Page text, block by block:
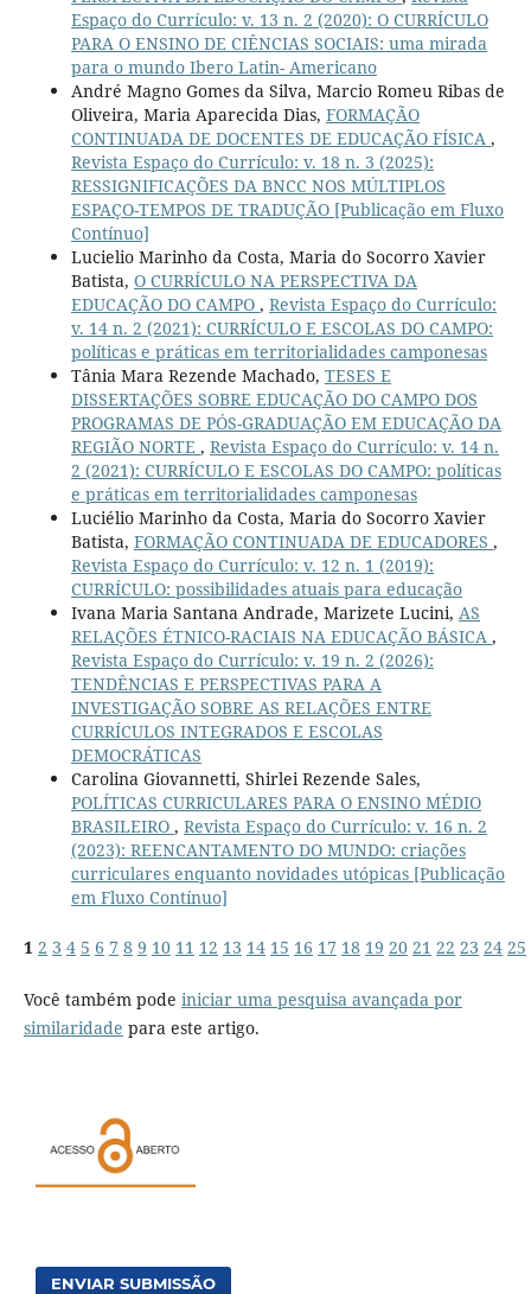
Espaço do Currículo: v. 13 n. 2 (2020): O CURRÍCULO
PARA O ENSINO DE CIÊNCIAS SOCIAIS: uma mirada
para o mundo Ibero Latin- Americano
André Magno Gomes da Silva, Marcio Romeu Ribas de
Oliveira, Maria Aparecida Dias, FORMAÇÃO
CONTINUADA DE DOCENTES DE EDUCAÇÃO FÍSICA ,
Revista Espaço do Currículo: v. 18 n. 3 (2025):
RESSIGNIFICAÇÕES DA BNCC NOS MÚLTIPLOS
ESPAÇO-TEMPOS DE TRADUÇÃO [Publicação em Fluxo
Contínuo]
Lucielio Marinho da Costa, Maria do Socorro Xavier
Batista, O CURRÍCULO NA PERSPECTIVA DA
EDUCAÇÃO DO CAMPO , Revista Espaço do Currículo:
v. 14 n. 2 (2021): CURRÍCULO E ESCOLAS DO CAMPO:
políticas e práticas em territorialidades camponesas
Tânia Mara Rezende Machado, TESES E
DISSERTAÇÕES SOBRE EDUCAÇÃO DO CAMPO DOS
PROGRAMAS DE PÓS-GRADUAÇÃO EM EDUCAÇÃO DA
REGIÃO NORTE , Revista Espaço do Currículo: v. 14 n.
2 (2021): CURRÍCULO E ESCOLAS DO CAMPO: políticas
e práticas em territorialidades camponesas
Luciélio Marinho da Costa, Maria do Socorro Xavier
Batista, FORMAÇÃO CONTINUADA DE EDUCADORES ,
Revista Espaço do Currículo: v. 12 n. 1 (2019):
CURRÍCULO: possibilidades atuais para educação
Ivana Maria Santana Andrade, Marizete Lucini, AS
RELAÇÕES ÉTNICO-RACIAIS NA EDUCAÇÃO BÁSICA ,
Revista Espaço do Currículo: v. 19 n. 2 (2026):
TENDÊNCIAS E PERSPECTIVAS PARA A
INVESTIGAÇÃO SOBRE AS RELAÇÕES ENTRE
CURRÍCULOS INTEGRADOS E ESCOLAS
DEMOCRÁTICAS
Carolina Giovannetti, Shirlei Rezende Sales,
POLÍTICAS CURRICULARES PARA O ENSINO MÉDIO
BRASILEIRO , Revista Espaço do Currículo: v. 16 n. 2
(2023): REENCANTAMENTO DO MUNDO: criações
curriculares enquanto novidades utópicas [Publicação
em Fluxo Contínuo]
1 2 3 4 5 6 7 8 9 10 11 12 13 14 15 16 17 18 19 20 21 22 23 24 25
Você também pode iniciar uma pesquisa avançada por
similaridade para este artigo.
ENVIAR SUBMISSÃO